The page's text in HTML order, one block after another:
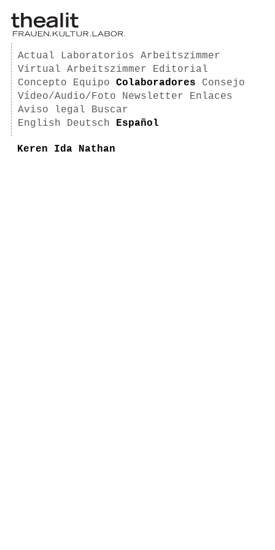
Actual Laboratorios
Arbeitszimmer
Virtual Arbeitszimmer
Editorial
Concepto
Equipo Colaboradores
Consejo
Vídeo/Audio/Foto
Newsletter
Enlaces
Aviso legal
Buscar
English
Deutsch Español
Keren Ida Nathan